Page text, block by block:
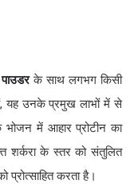
के साथ लगभग किसी
यह उनके प्रमुख लाभों में से
में आहार प्रोटीन का
शर्करा के स्तर को संतुलित
करता है।